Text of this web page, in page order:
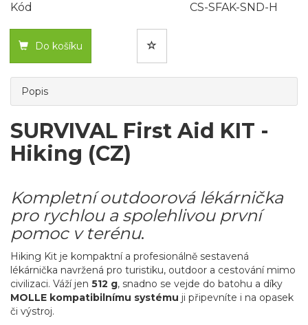
Kód
CS-SFAK-SND-H
Do košíku
Popis
SURVIVAL First Aid KIT -
Hiking (CZ)
Kompletní outdoorová lékárnička
pro rychlou a spolehlivou první
pomoc v terénu.
Hiking Kit je kompaktní a profesionálně sestavená
lékárnička navržená pro turistiku, outdoor a cestování mimo
civilizaci. Váží jen 512 g, snadno se vejde do batohu a díky
MOLLE kompatibilnímu systému ji připevníte i na opasek
či výstroj.